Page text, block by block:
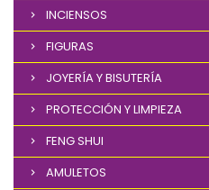
INCIENSOS
FIGURAS
JOYERÍA Y BISUTERÍA
PROTECCIÓN Y LIMPIEZA
FENG SHUI
AMULETOS